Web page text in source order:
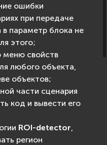
ошибки
при передаче
в параметр блока не
этого;
меню свойств
любого объекта,
объектов;
части сценария
код и вывести его
ROI-detector,
регион